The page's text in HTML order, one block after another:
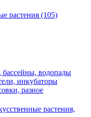
растения (105)
водопады
инкубаторы
разное
растения,